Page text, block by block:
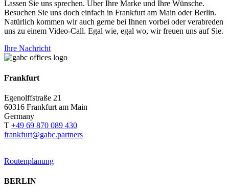
Lassen Sie uns sprechen. Über Ihre Marke und Ihre Wünsche.
Besuchen Sie uns doch einfach in Frankfurt am Main oder Berlin.
Natürlich kommen wir auch gerne bei Ihnen vorbei oder verabreden
uns zu einem Video-Call. Egal wie, egal wo, wir freuen uns auf Sie.
Ihre Nachricht
Frankfurt
Egenolffstraße 21
60316 Frankfurt am Main
Germany
T +49 69 870 089 430
frankfurt@gabc.partners
Routenplanung
BERLIN